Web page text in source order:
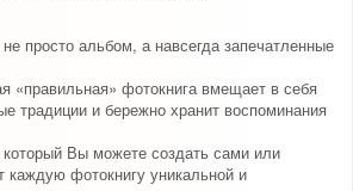
просто альбом, а навсегда запечатленные
«правильная» фотокнига вмещает в себя
традиции и бережно хранит воспоминания
Вы можете создать сами или
каждую фотокнигу уникальной и